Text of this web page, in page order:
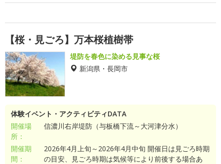
【桜・見ごろ】万本桜植樹帯
堤防を春色に染める見事な桜
新潟県・長岡市
体験イベント・アクティビティDATA
開催場
所：
信濃川右岸堤防（与板橋下流～大河津分水）
開催期
間：
2026年4月上旬～2026年4月中旬 開催日は見ごろ時期
の目安、見ごろ時期は気候等により前後する場合あ